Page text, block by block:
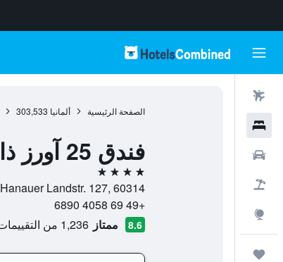
الصفحة الرئيسية ألمانيا 303,533
فندق 25 آورز ذا غولدمان
4 نجوم
Hanauer Landstr. 127, 60314, فرانكفورت ام ماين, هسه, ألمانيا
+49 69 4058 6890
8.6 ممتاز 1,236 من التقييمات تم التحقق منها